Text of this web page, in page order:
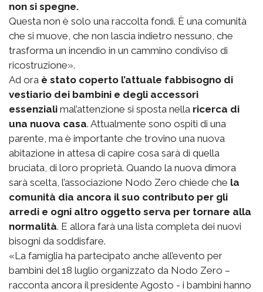
non si spegne.
Questa non è solo una raccolta fondi. È una comunità
che si muove, che non lascia indietro nessuno, che
trasforma un incendio in un cammino condiviso di
ricostruzione».
Ad ora è stato coperto l’attuale fabbisogno di
vestiario dei bambini e degli accessori
essenziali mal’attenzione si sposta nella ricerca di
una nuova casa. Attualmente sono ospiti di una
parente, ma è importante che trovino una nuova
abitazione in attesa di capire cosa sarà di quella
bruciata, di loro proprietà. Quando la nuova dimora
sarà scelta, l’associazione Nodo Zero chiede che la
comunità dia ancora il suo contributo per gli
arredi e ogni altro oggetto serva per tornare alla
normalità. E allora farà una lista completa dei nuovi
bisogni da soddisfare.
«La famiglia ha partecipato anche all’evento per
bambini del 18 luglio organizzato da Nodo Zero –
racconta ancora il presidente Agosto - i bambini hanno